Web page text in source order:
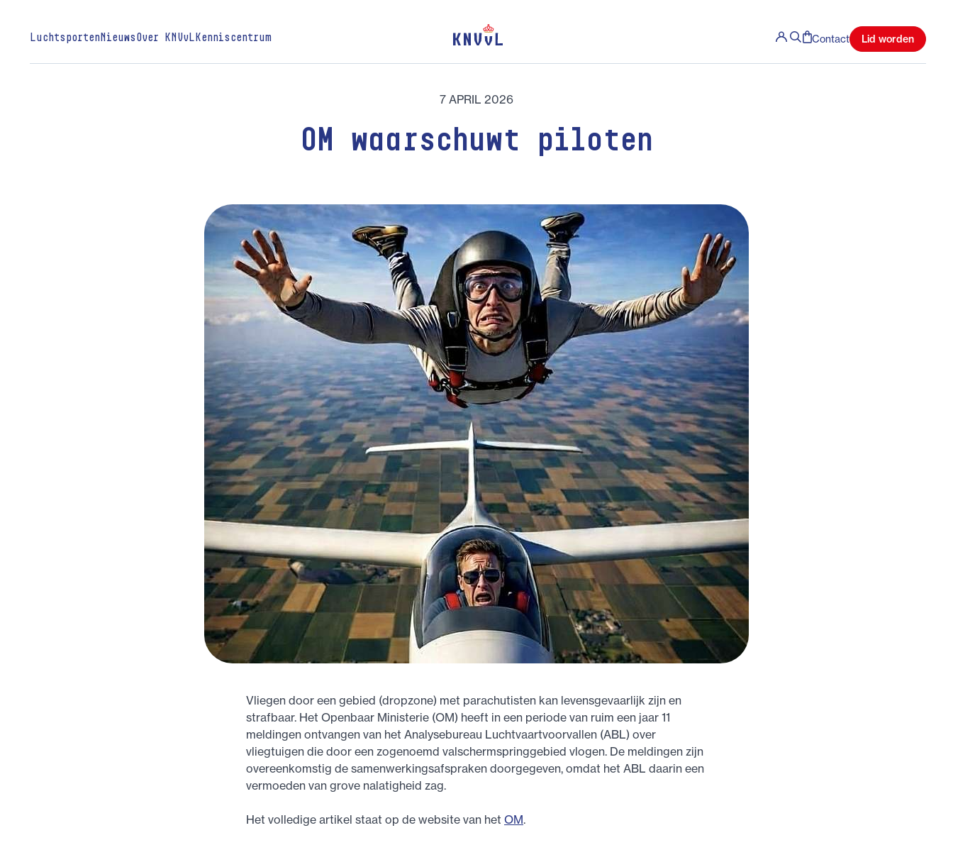
Luchtsporten Nieuws Over KNVvL Kenniscentrum Contact Lid worden
7 APRIL 2026
OM waarschuwt piloten
Vliegen door een gebied (dropzone) met parachutisten kan levensgevaarlijk zijn en
strafbaar. Het Openbaar Ministerie (OM) heeft in een periode van ruim een jaar 11
meldingen ontvangen van het Analysebureau Luchtvaartvoorvallen (ABL) over
vliegtuigen die door een zogenoemd valschermspringgebied vlogen. De meldingen zijn
overeenkomstig de samenwerkingsafspraken doorgegeven, omdat het ABL daarin een
vermoeden van grove nalatigheid zag.
Het volledige artikel staat op de website van het OM.